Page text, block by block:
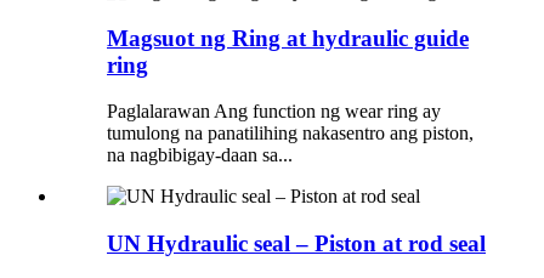
Magsuot ng Ring at hydraulic guide
ring
Paglalarawan Ang function ng wear ring ay
tumulong na panatilihing nakasentro ang piston,
na nagbibigay-daan sa...
UN Hydraulic seal – Piston at rod seal